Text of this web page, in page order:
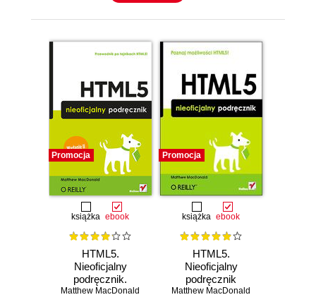
Promocja
książka ebook
HTML5.
Nieoficjalny
podręcznik.
Wydanie II
Matthew MacDonald
Promocja
książka ebook
HTML5.
Nieoficjalny
podręcznik
Matthew MacDonald